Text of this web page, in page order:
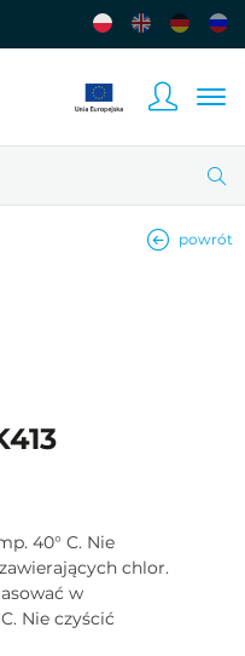
powrót
40° C. Nie
chlor.
w
Nie czyścić